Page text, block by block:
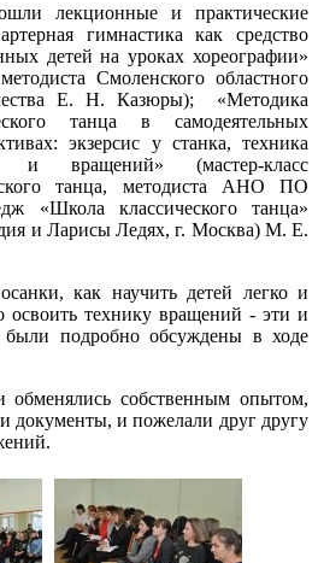
лекционные и практические
гимнастика как средство
детей на уроках хореографии»
Смоленского областного
Е. Н. Казюры); «Методика
танца в самодеятельных
экзерсис у станка, техника
и вращений» (мастер-класс
танца, методиста АНО ПО
«Школа классического танца»
и Ларисы Ледях, г. Москва) М. Е.
как научить детей легко и
освоить технику вращений - эти и
подробно обсуждены в ходе
обменялись собственным опытом,
документы, и пожелали друг другу